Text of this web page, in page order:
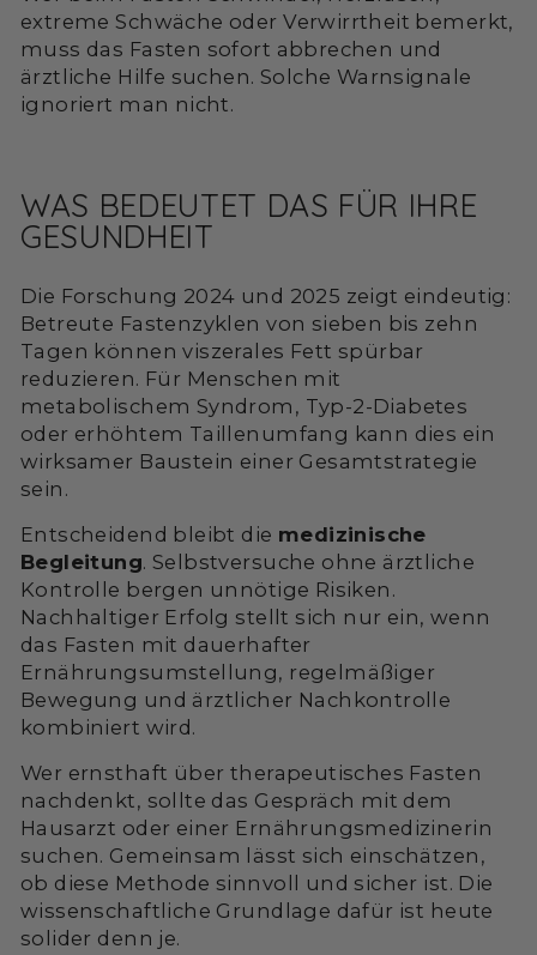
extreme Schwäche oder Verwirrtheit bemerkt,
muss das Fasten sofort abbrechen und
ärztliche Hilfe suchen. Solche Warnsignale
ignoriert man nicht.
WAS BEDEUTET DAS FÜR IHRE
GESUNDHEIT
Die Forschung 2024 und 2025 zeigt eindeutig:
Betreute Fastenzyklen von sieben bis zehn
Tagen können viszerales Fett spürbar
reduzieren. Für Menschen mit
metabolischem Syndrom, Typ-2-Diabetes
oder erhöhtem Taillenumfang kann dies ein
wirksamer Baustein einer Gesamtstrategie
sein.
Entscheidend bleibt die medizinische
Begleitung. Selbstversuche ohne ärztliche
Kontrolle bergen unnötige Risiken.
Nachhaltiger Erfolg stellt sich nur ein, wenn
das Fasten mit dauerhafter
Ernährungsumstellung, regelmäßiger
Bewegung und ärztlicher Nachkontrolle
kombiniert wird.
Wer ernsthaft über therapeutisches Fasten
nachdenkt, sollte das Gespräch mit dem
Hausarzt oder einer Ernährungsmedizinerin
suchen. Gemeinsam lässt sich einschätzen,
ob diese Methode sinnvoll und sicher ist. Die
wissenschaftliche Grundlage dafür ist heute
solider denn je.